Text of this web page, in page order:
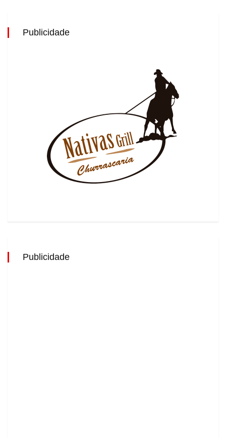
Publicidade
Publicidade